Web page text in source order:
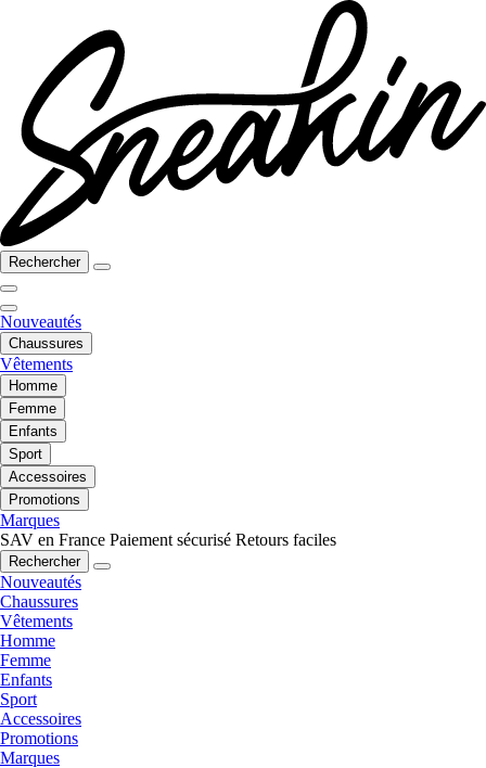
Rechercher
Nouveautés
Chaussures
Vêtements
Homme
Femme
Enfants
Sport
Accessoires
Promotions
Marques
SAV en France Paiement sécurisé Retours faciles
Rechercher
Nouveautés
Chaussures
Vêtements
Homme
Femme
Enfants
Sport
Accessoires
Promotions
Marques